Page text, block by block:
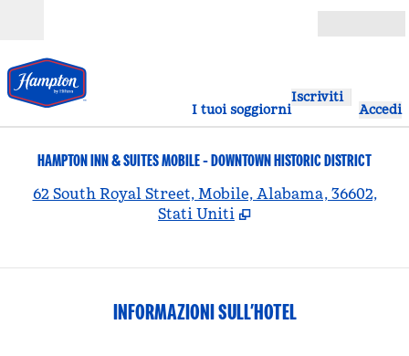
I tuoi soggiorni
Iscriviti
Accedi
HAMPTON INN & SUITES MOBILE - DOWNTOWN HISTORIC DISTRICT
62 South Royal Street, Mobile, Alabama, 36602,
Stati Uniti
INFORMAZIONI SULL’HOTEL